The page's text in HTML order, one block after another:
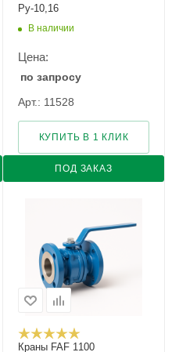
Ру-10,16
В наличии
Цена:
по запросу
Арт.: 11528
ПОД ЗАКАЗ
КУПИТЬ В 1 КЛИК
Краны FAF 1100